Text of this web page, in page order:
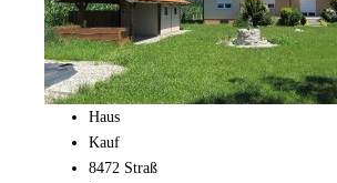
Haus
Kauf
8472 Straß